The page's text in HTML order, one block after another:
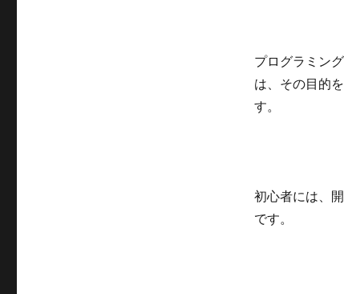
プログラミン
は、その目的
す。
初心者には、
です。